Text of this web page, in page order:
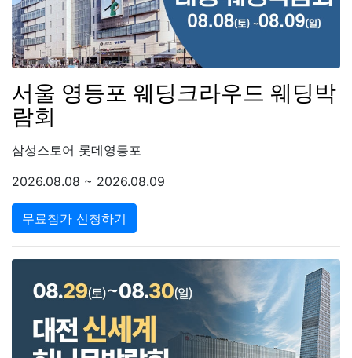
서울 영등포 웨딩크라우드 웨딩박
람회
삼성스토어 롯데영등포
2026.08.08 ~ 2026.08.09
무료참가 신청하기